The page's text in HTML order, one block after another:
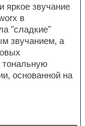
яркое звучание
в
"сладкие"
звучанием, а
основанной на